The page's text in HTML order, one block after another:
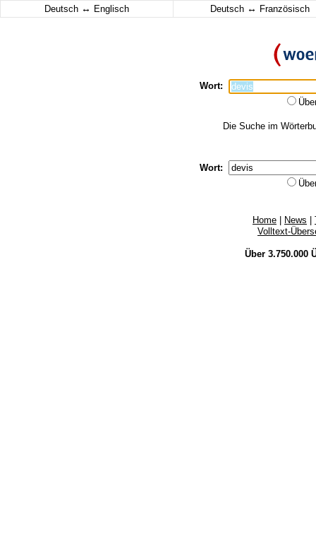
Deutsch ↔ Englisch Deutsch ↔ Französisch
Wort:
Die Suche im
Wort:
Home News
Volltext-
Über 3.750.000